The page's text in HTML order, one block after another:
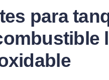
para